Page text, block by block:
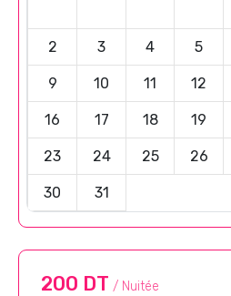
2 3 4 5
9 10 11 12
16 17 18 19
23 24 25 26
30 31
200 DT / Nuitée